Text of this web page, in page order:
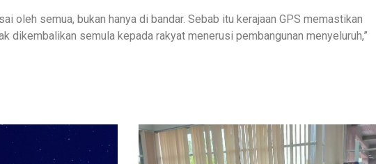
oleh semua, bukan hanya di bandar. Sebab itu kerajaan GPS memastikan
dikembalikan semula kepada rakyat menerusi pembangunan menyeluruh,”